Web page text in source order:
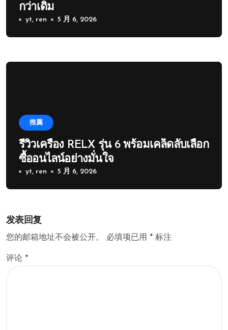
กว่าเดิม
yt, ren 5 月 6, 2026
推薦
รีวิวเครื่อง RELX รุ่น 6 พร้อมเคล็ดลับเลือก
ซื้ออนไลน์อย่างมั่นใจ
yt, ren 5 月 6, 2026
发表回复
您的邮箱地址不会被公开。 必填项已用 * 标注
评论 *